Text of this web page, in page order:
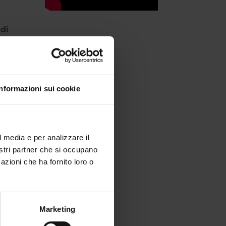
sui cookie
e per analizzare il
partner che si occupano
che ha fornito loro o
Marketing